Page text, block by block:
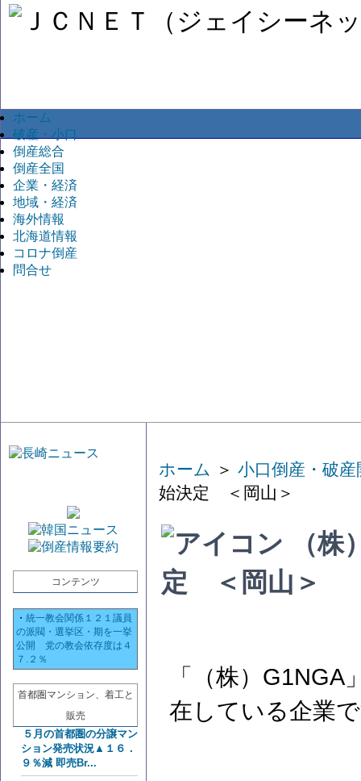
ホーム
破産・小口
倒産総合
倒産全国
企業・経済
地域・経済
海外情報
北海道情報
コロナ倒産
問合せ
コンテンツ
・ 統一教会関係１２１議員
の派閥・選挙区・期を一挙
公開 党の教会依存度は４
７.２％
首都圏マンション、着工と
販売
５月の首都圏の分譲マン
ション発売状況▲１６．
９％減 即売Br...
ホーム ＞ 小口倒産・破産
始決定 ＜岡山＞
（株
定 ＜岡山＞
「（株）
在している企業